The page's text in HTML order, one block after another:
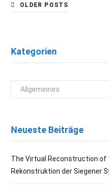
OLDER POSTS
Kategorien
Kategorien
Neueste Beiträge
The Virtual Reconstruction of
Rekonstruktion der Siegener